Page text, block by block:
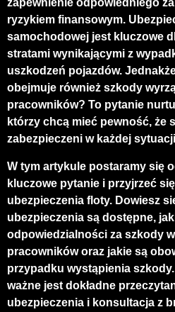
zapewnienie odpowiedniego
ryzykiem finansowym.
samochodowej jest kluczowe
stratami wynikającymi z
uszkodzeń pojazdów.
obejmuje również szkody
pracowników? To pytanie
którzy chcą mieć pewność, że
zabezpieczeni w każdej
W tym artykule postaramy się
kluczowe pytanie i przyjrzeć
ubezpieczenia floty. Dowiesz
ubezpieczenia są dostępne,
odpowiedzialności za szkody
pracowników oraz jakie są
przypadku wystąpienia
ważne jest dokładne
ubezpieczenia i konsultacja z